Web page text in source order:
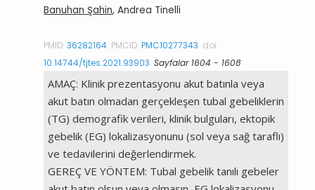
Banuhan Şahin, Andrea Tinelli
PMID:36282164 PMCID:PMC10277343 doi:
10.14744/tjtes.2021.93903 Sayfalar 1604 - 1608
AMAÇ: Klinik prezentasyonu akut batınla veya
akut batın olmadan gerçekleşen tubal gebeliklerin
(TG) demografik verileri, klinik bulguları, ektopik
gebelik (EG) lokalizasyonunu (sol veya sağ taraflı)
ve tedavilerini değerlendirmek.
GEREÇ VE YÖNTEM: Tubal gebelik tanılı gebeler